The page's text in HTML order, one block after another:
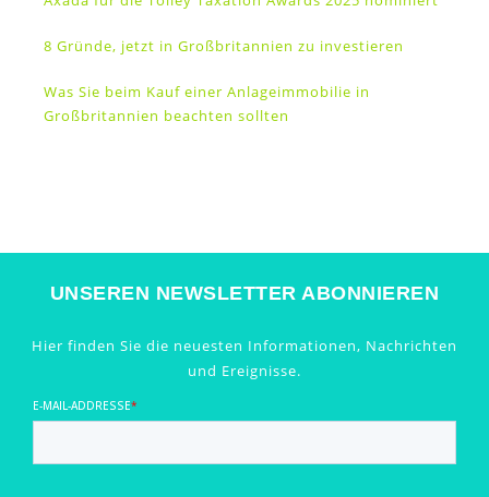
8 Gründe, jetzt in Großbritannien zu investieren
Was Sie beim Kauf einer Anlageimmobilie in
Großbritannien beachten sollten
UNSEREN NEWSLETTER ABONNIEREN
Hier finden Sie die neuesten Informationen, Nachrichten
und Ereignisse.